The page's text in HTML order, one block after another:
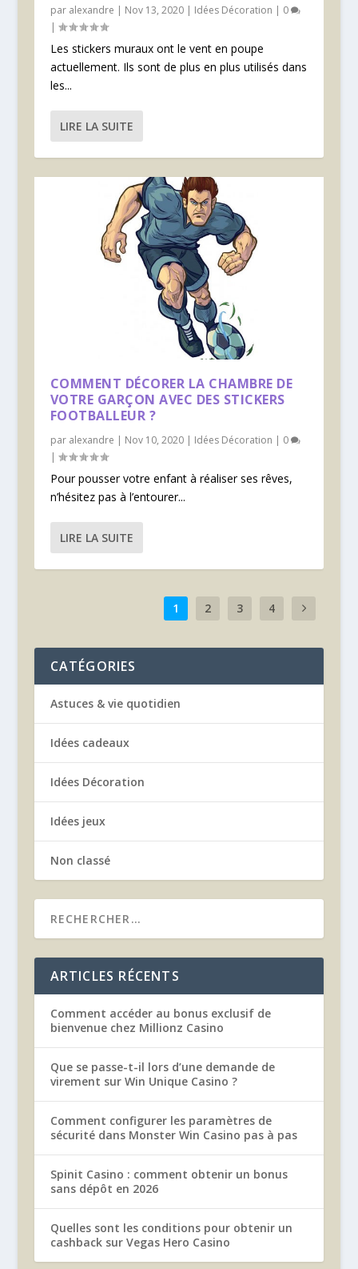
par alexandre | Nov 13, 2020| Idées Décoration | 0
|
Les stickers muraux ont le vent en poupe
actuellement. Ils sont de plus en plus utilisés dans
les...
LIRE LA SUITE
COMMENT DÉCORER LA CHAMBRE DE
VOTRE GARÇON AVEC DES STICKERS
FOOTBALLEUR ?
par alexandre | Nov 10, 2020| Idées Décoration | 0
|
Pour pousser votre enfant à réaliser ses rêves,
n’hésitez pas à l’entourer...
LIRE LA SUITE
1 2 3 4
CATÉGORIES
Astuces & vie quotidien
Idées cadeaux
Idées Décoration
Idées jeux
Non classé
ARTICLES RÉCENTS
Comment accéder au bonus exclusif de
bienvenue chez Millionz Casino
Que se passe-t-il lors d’une demande de
virement sur Win Unique Casino ?
Comment configurer les paramètres de
sécurité dans Monster Win Casino pas à pas
Spinit Casino : comment obtenir un bonus
sans dépôt en 2026
Quelles sont les conditions pour obtenir un
cashback sur Vegas Hero Casino